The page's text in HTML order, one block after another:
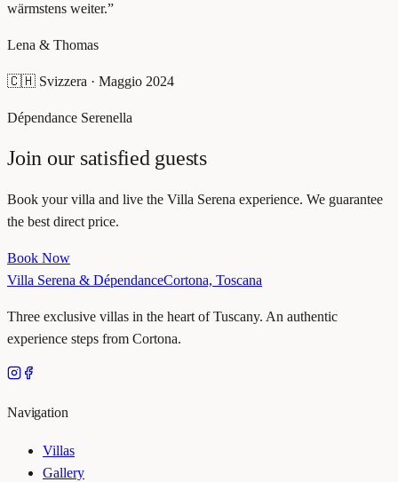
wärmstens weiter.”
Lena & Thomas
🇨🇭 Svizzera · Maggio 2024
Dépendance Serenella
Join our satisfied guests
Book your villa and live the Villa Serena experience. We guarantee
the best direct price.
Book Now
Villa Serena & DépendanceCortona, Toscana
Three exclusive villas in the heart of Tuscany. An authentic
experience steps from Cortona.
Navigation
Villas
Gallery